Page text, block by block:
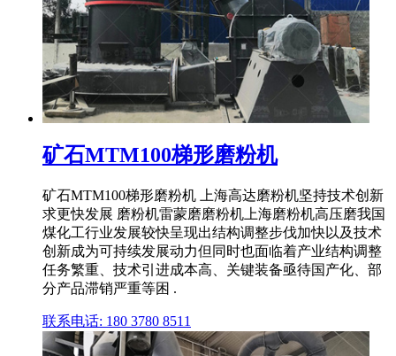
矿石MTM100梯形磨粉机
矿石MTM100梯形磨粉机 上海高达磨粉机坚持技术创新
求更快发展 磨粉机雷蒙磨磨粉机上海磨粉机高压磨我国
煤化工行业发展较快呈现出结构调整步伐加快以及技术
创新成为可持续发展动力但同时也面临着产业结构调整
任务繁重、技术引进成本高、关键装备亟待国产化、部
分产品滞销严重等困 .
联系电话: 180 3780 8511